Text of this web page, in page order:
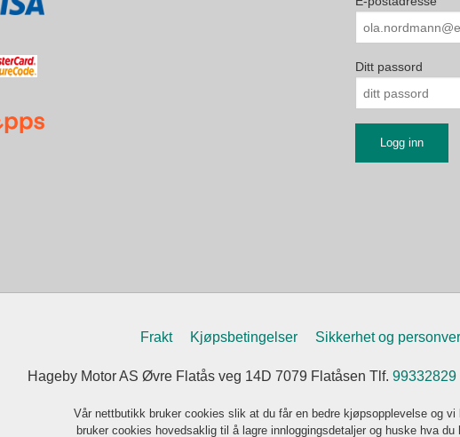
Ditt passord
Frakt Kjøpsbetingelser Sikkerhet og
Hageby Motor AS Øvre Flatås veg 14D 7079 Flatåsen Tlf. 99332829
Vår nettbutikk bruker cookies slik at du får en bedre kjøpsopplevelse og
bruker cookies hovedsaklig til å lagre innloggingsdetaljer og huske hva du